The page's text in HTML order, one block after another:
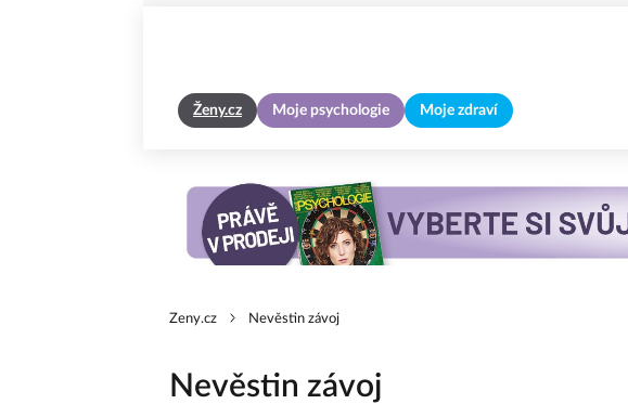
Ženy.cz Moje psychologie Moje zdraví
Zeny.cz Nevěstin závoj
Nevěstin závoj